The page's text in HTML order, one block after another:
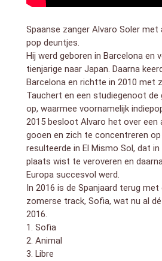
Spaanse zanger Alvaro Soler met
pop deuntjes.
Hij werd geboren in Barcelona en
tienjarige naar Japan. Daarna
Barcelona en richtte in 2010 met
Tauchert en een studiegenoot de
op, waarmee voornamelijk
2015 besloot Alvaro het over een
gooen en zich te concentreren op
resulteerde in El Mismo Sol, dat
plaats wist te veroveren en
Europa succesvol werd.
In 2016 is de Spanjaard terug met
zomerse track, Sofia, wat nu al
2016.
1. Sofia
2. Animal
3. Libre